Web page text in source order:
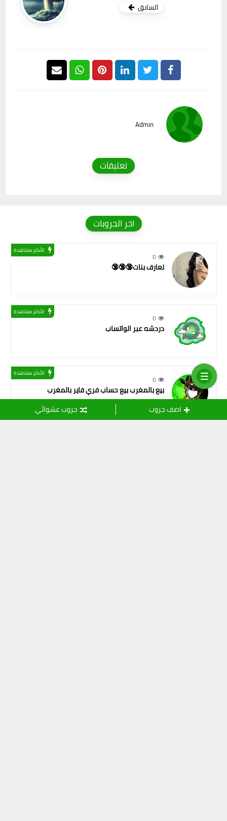
اضف جروب جروب عشوائي
السابق
Admin
تعليقات
اخر الجروبات
0
الأكثر مشاهدة
تعارف بنات🔞🔞🔞
0
الأكثر مشاهدة
دردشه عبر الواتساب
0
الأكثر مشاهدة
بيع بالمغرب بيع حساب فري فاير بالمغرب